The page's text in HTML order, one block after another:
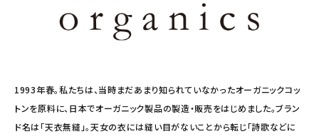
1993年春。私たちは、当時まだあまり知られていなかったオーガニックコッ
トンを原料に、日本でオーガニック製品の製造・販売をはじめました。ブラン
ド名は「天衣無縫」。天女の衣には縫い目がないことから転じ「詩歌などに